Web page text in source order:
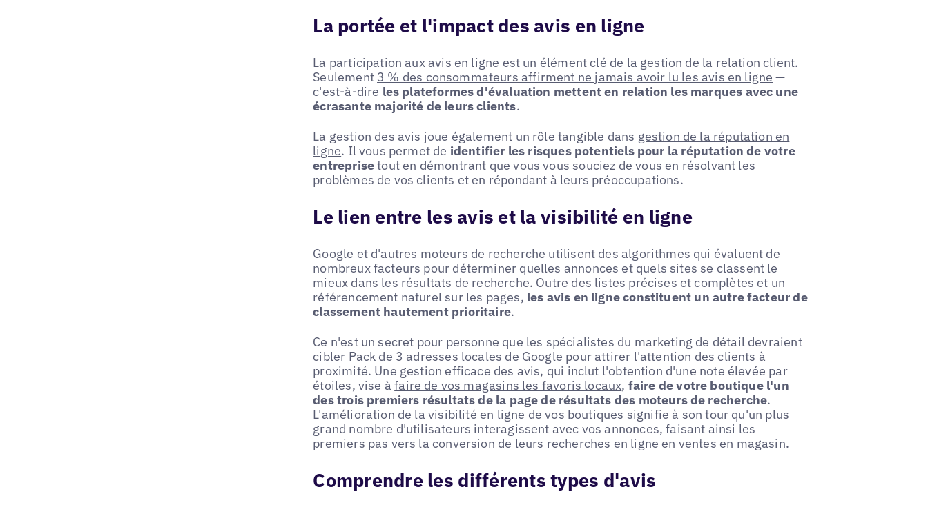
La portée et l'impact des avis en ligne
La participation aux avis en ligne est un élément clé de la gestion de la relation client.
Seulement 3 % des consommateurs affirment ne jamais avoir lu les avis en ligne —
c'est-à-dire les plateformes d'évaluation mettent en relation les marques avec une
écrasante majorité de leurs clients.
La gestion des avis joue également un rôle tangible dans gestion de la réputation en
ligne. Il vous permet de identifier les risques potentiels pour la réputation de votre
entreprisetout en démontrant que vous vous souciez de vous en résolvant les
problèmes de vos clients et en répondant à leurs préoccupations.
Le lien entre les avis et la visibilité en ligne
Google et d'autres moteurs de recherche utilisent des algorithmes qui évaluent de
nombreux facteurs pour déterminer quelles annonces et quels sites se classent le
mieux dans les résultats de recherche. Outre des listes précises et complètes et un
référencement naturel sur les pages, les avis en ligne constituent un autre facteur de
classement hautement prioritaire.
Ce n'est un secret pour personne que les spécialistes du marketing de détail devraient
cibler Pack de 3 adresses locales de Google pour attirer l'attention des clients à
proximité. Une gestion efficace des avis, qui inclut l'obtention d'une note élevée par
étoiles, vise àfaire de vos magasins les favoris locaux, faire de votre boutique l'un
des trois premiers résultats de la page de résultats des moteurs de recherche.
L'amélioration de la visibilité en ligne de vos boutiques signifie à son tour qu'un plus
grand nombre d'utilisateurs interagissent avec vos annonces, faisant ainsi les
premiers pas vers la conversion de leurs recherches en ligne en ventes en magasin.
Comprendre les différents types d'avis